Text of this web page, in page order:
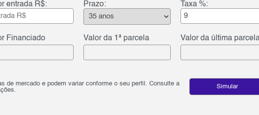
entrada R$: Prazo: Taxa %:
Financiado Valor da 1ª parcela Valor da última
de mercado e podem variar conforme o seu perfil. Consulte a
Simular